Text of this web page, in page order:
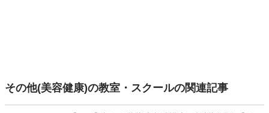
その他(美容健康)の教室・スクールの関連記事